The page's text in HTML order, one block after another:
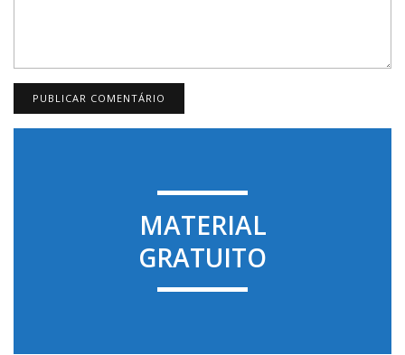
MATERIAL
GRATUITO